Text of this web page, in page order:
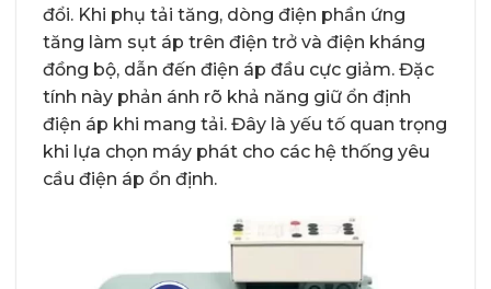
đổi. Khi phụ tải tăng, dòng điện phần ứng
tăng làm sụt áp trên điện trở và điện kháng
đồng bộ, dẫn đến điện áp đầu cực giảm. Đặc
tính này phản ánh rõ khả năng giữ ổn định
điện áp khi mang tải. Đây là yếu tố quan trọng
khi lựa chọn máy phát cho các hệ thống yêu
cầu điện áp ổn định.